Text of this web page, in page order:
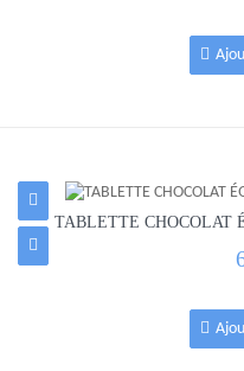
TABLETTE CHOCOLAT